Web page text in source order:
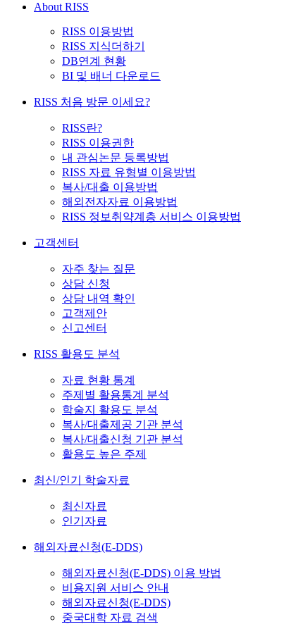
About RISS
RISS 이용방법
RISS 지식더하기
DB연계 현황
BI 및 배너 다운로드
RISS 처음 방문 이세요?
RISS란?
RISS 이용권한
내 관심논문 등록방법
RISS 자료 유형별 이용방법
복사/대출 이용방법
해외전자자료 이용방법
RISS 정보취약계층 서비스 이용방법
고객센터
자주 찾는 질문
상담 신청
상담 내역 확인
고객제안
신고센터
RISS 활용도 분석
자료 현황 통계
주제별 활용통계 분석
학술지 활용도 분석
복사/대출제공 기관 분석
복사/대출신청 기관 분석
활용도 높은 주제
최신/인기 학술자료
최신자료
인기자료
해외자료신청(E-DDS)
해외자료신청(E-DDS) 이용 방법
비용지원 서비스 안내
해외자료신청(E-DDS)
중국대학 자료 검색